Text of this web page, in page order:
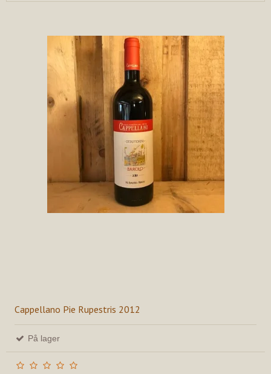
Cappellano Pie Rupestris 2012
På lager